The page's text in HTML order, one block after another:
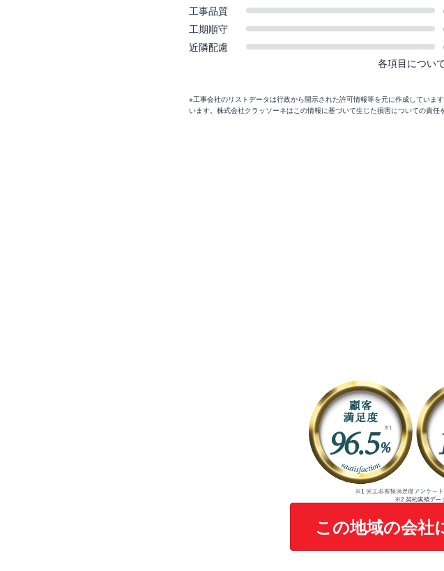
工事品質
工期順守
近隣配慮
各項目につい
※工事会社のリストデータは行政から開示された許可情報等を元に作成してい
います。株式会社クラッソーネはこの情報に基づいて生じた損害についての責任
この地域の会社